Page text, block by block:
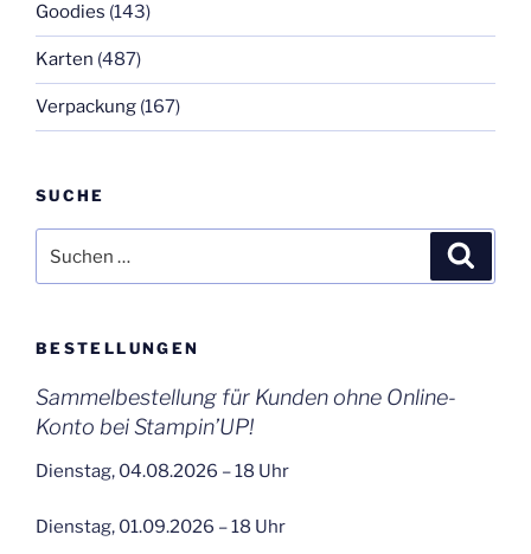
Goodies (143)
Karten (487)
Verpackung (167)
SUCHE
nach:
BESTELLUNGEN
Sammelbestellung für Kunden ohne Online-
Konto bei Stampin’UP!
Dienstag, 04.08.2026 – 18 Uhr
Dienstag, 01.09.2026 – 18 Uhr